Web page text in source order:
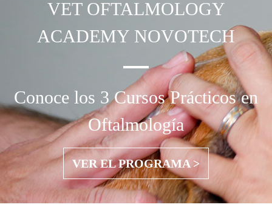
VET OFTALMOLOGY
ACADEMY NOVOTECH
Conoce los 3 Cursos Prácticos en
Oftalmología
VER EL PROGRAMA >